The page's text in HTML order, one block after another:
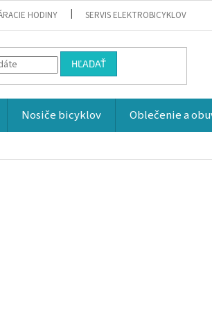
HODINY SERVIS ELEKTROBICYKLOV
HĽADAŤ
Nosiče bicyklov Oblečenie a